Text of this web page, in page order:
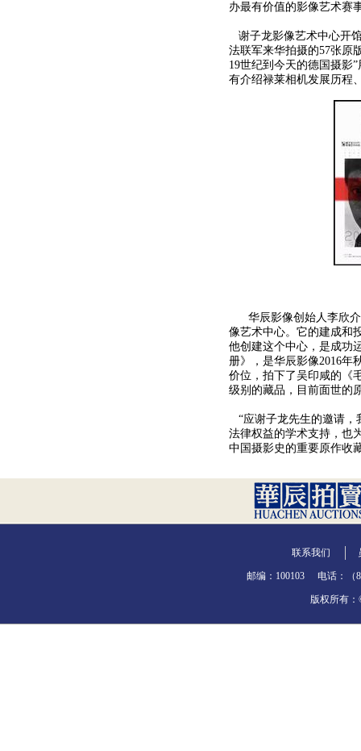
办最有价值的影像艺术赛
谢子龙影像艺术中心开
法联军来华拍摄的57张原
19世纪到今天的德国摄影
有介绍禄莱相机发展历程
华辰影像创始人李欣介
像艺术中心。它的建成和
他创建这个中心，是成功
册》，是华辰影像2016年
价位，拍下了吴印咸的《
级别的藏品，目前面世的
“应谢子龙先生的邀请，
法律权益的学术支持，也
中国摄影史的重要原作收
联系我们
邮编：100103 电话：（
版权所有